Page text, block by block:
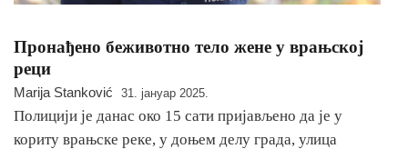
Пронађено беживотно тело жене у врањској
реци
Marija Stanković 31. јануар 2025.
Полицији је данас око 15 сати пријављено да је у
кориту врањске реке, у доњем делу града, улица